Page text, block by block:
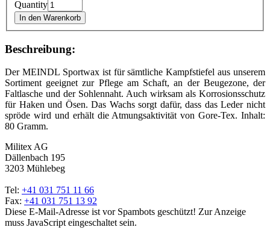
Quantity
In den Warenkorb
Beschreibung:
Der MEINDL Sportwax ist für sämtliche Kampfstiefel aus unserem
Sortiment geeignet zur Pflege am Schaft, an der Beugezone, der
Faltlasche und der Sohlennaht. Auch wirksam als Korrosionsschutz
für Haken und Ösen. Das Wachs sorgt dafür, dass das Leder nicht
spröde wird und erhält die Atmungsaktivität von Gore-Tex. Inhalt:
80 Gramm.
Militex AG
Dällenbach 195
3203 Mühlebeg
Tel: +41 031 751 11 66
Fax: +41 031 751 13 92
Diese E-Mail-Adresse ist vor Spambots geschützt! Zur Anzeige
muss JavaScript eingeschaltet sein.